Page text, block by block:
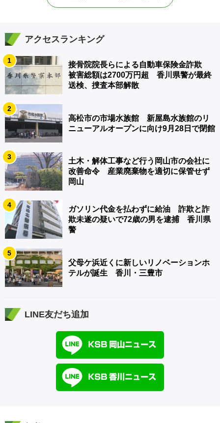
アクセスランキング
1
接骨院院長らによる自動車保険金詐欺
被害総額は2700万円超 香川県警が最終
送検、捜査本部解散
2
高松市の市場水族館 新屋島水族館のリ
ニューアルオープンに向け9月28日で閉館
3
土木・解体工事など行う岡山市の会社に
改善命令 産業廃棄物を適切に保管せず
岡山
4
ガソリン代金を払わずに給油 詐欺と詐
欺未遂の疑いで72歳の男を逮捕 香川県
警
5
父母ケ浜近くに新しいリノベーションホ
テルが誕生 香川・三豊市
LINE友だち追加